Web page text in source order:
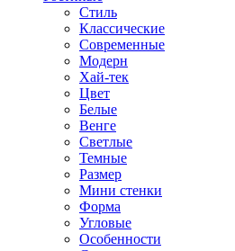
Стиль
Классические
Современные
Модерн
Хай-тек
Цвет
Белые
Венге
Светлые
Темные
Размер
Мини стенки
Форма
Угловые
Особенности